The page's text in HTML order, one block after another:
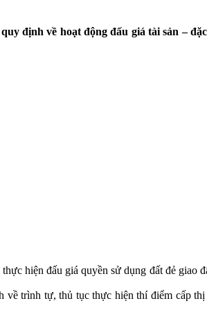
định về hoạt động đấu giá tài sản –
hiện đấu giá quyền sử dụng đất đẻ giao
trình tự, thủ tục thực hiện thí điểm cấp